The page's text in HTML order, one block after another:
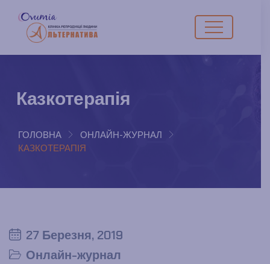
Казкотерапія
ГОЛОВНА
ОНЛАЙН-ЖУРНАЛ
КАЗКОТЕРАПІЯ
27 Березня, 2019
Онлайн-журнал